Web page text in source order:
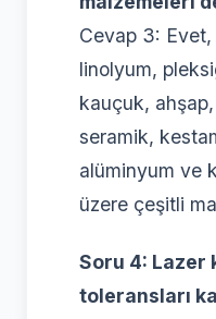
Cevap 3:
linolyum,
kauçuk,
seramik,
alüminyum ve
üzere çeşitli
Soru 4: Lazer
toleransları